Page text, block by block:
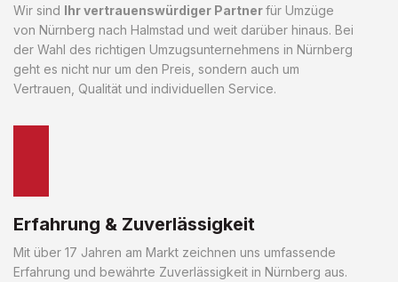
Wir sind Ihr vertrauenswürdiger Partnerfür Umzüge
von Nürnberg nach Halmstad und weit darüber hinaus. Bei
der Wahl des richtigen Umzugsunternehmens in Nürnberg
geht es nicht nur um den Preis, sondern auch um
Vertrauen, Qualität und individuellen Service.
Erfahrung & Zuverlässigkeit
Mit über 17 Jahren am Markt zeichnen uns umfassende
Erfahrung und bewährte Zuverlässigkeit in Nürnberg aus.